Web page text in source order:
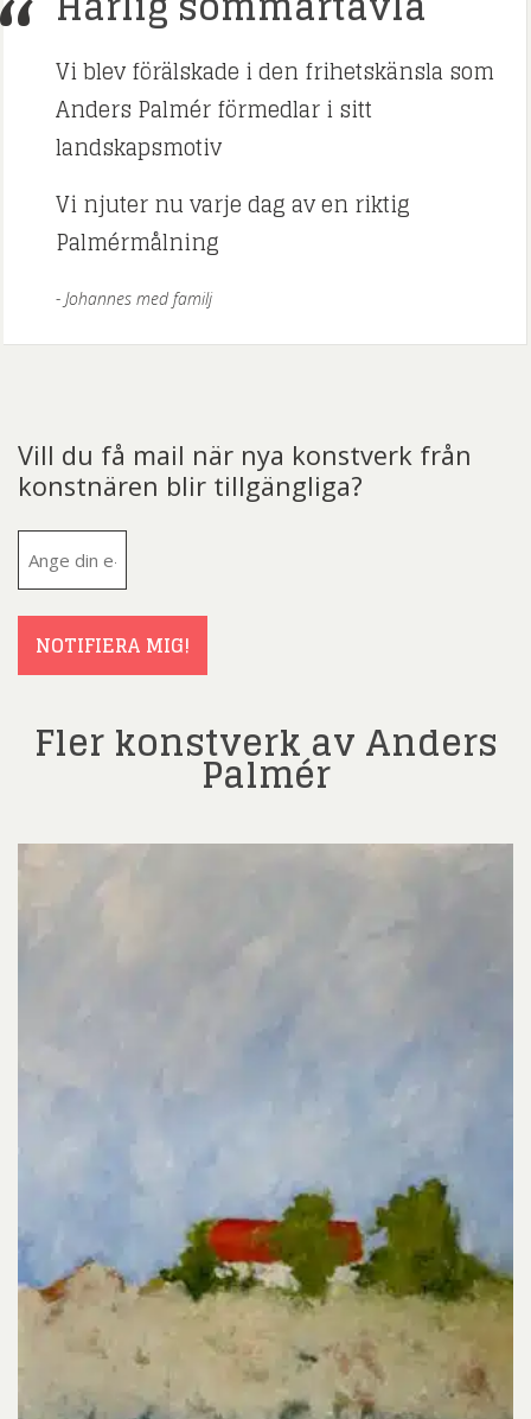
Vi blev förälskade i den frihetskänsla som
Anders Palmér förmedlar i sitt
landskapsmotiv
Vi njuter nu varje dag av en riktig
Palmérmålning
Johannes med familj
Vill du få mail när nya konstverk från
konstnären blir tillgängliga?
NOTIFIERA MIG!
Fler konstverk av Anders
Palmér